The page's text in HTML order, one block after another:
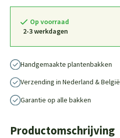
Op voorraad
2-3 werkdagen
Handgemaakte plantenbakken
Verzending in Nederland & België
Garantie op alle bakken
Productomschrijving